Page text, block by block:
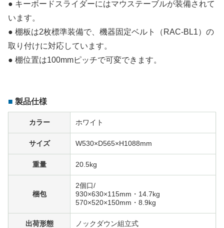
● キーボードスライダーにはマウステーブルが装備されて
います。
● 棚板は2枚標準装備で、機器固定ベルト（RAC-BL1）の
取り付けに対応しています。
● 棚位置は100mmピッチで可変できます。
製品仕様
カラー ホワイト
サイズ W530×D565×H1088mm
重量 20.5kg
梱包
2個口/
930×630×115mm・14.7kg
570×520×150mm・8.9kg
出荷形態 ノックダウン組立式